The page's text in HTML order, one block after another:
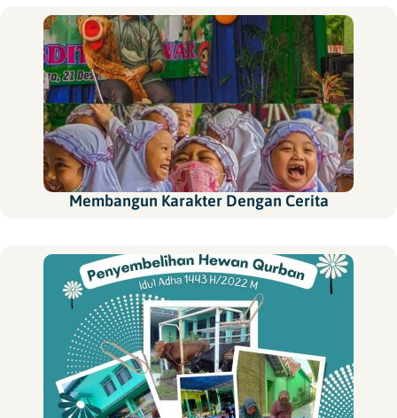
Membangun Karakter Dengan Cerita